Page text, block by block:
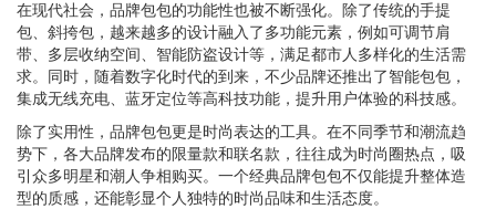
在现代社会，品牌包包的功能性也被不断强化。除了传统的手提
包、斜挎包，越来越多的设计融入了多功能元素，例如可调节肩
带、多层收纳空间、智能防盗设计等，满足都市人多样化的生活需
求。同时，随着数字化时代的到来，不少品牌还推出了智能包包，
集成无线充电、蓝牙定位等高科技功能，提升用户体验的科技感。
除了实用性，品牌包包更是时尚表达的工具。在不同季节和潮流趋
势下，各大品牌发布的限量款和联名款，往往成为时尚圈热点，吸
引众多明星和潮人争相购买。一个经典品牌包包不仅能提升整体造
型的质感，还能彰显个人独特的时尚品味和生活态度。